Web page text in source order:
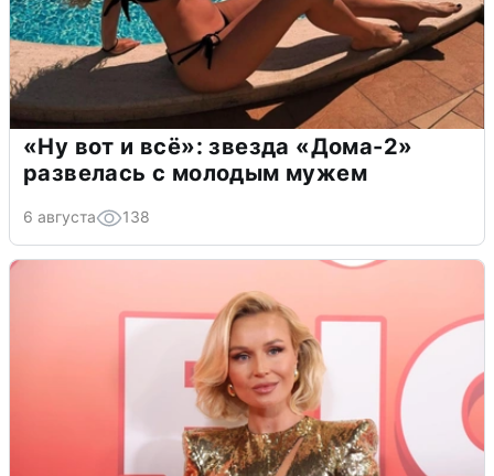
«Ну вот и всё»: звезда «Дома-2»
развелась с молодым мужем
6 августа 138